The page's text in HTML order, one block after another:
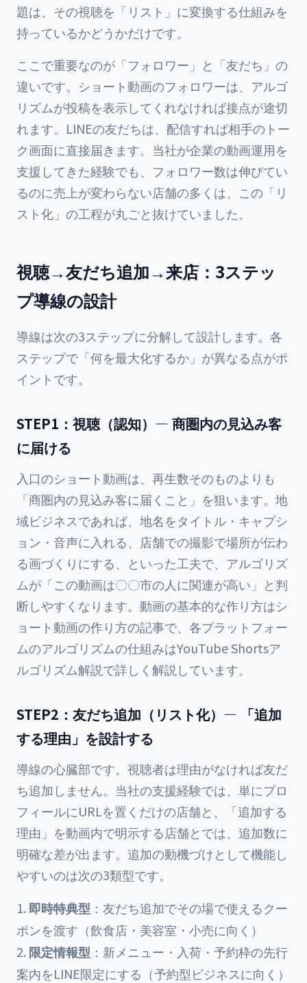
題は、その視聴を「リスト」に変換する仕組みを
持っているかどうかだけです。
ここで重要なのが「フォロワー」と「友だち」の
違いです。ショート動画のフォロワーは、アルゴ
リズムが投稿を表示してくれなければ接点が途切
れます。LINEの友だちは、配信すれば相手のトー
ク画面に直接届きます。当社が企業の動画運用を
支援してきた経験でも、フォロワー数は伸びてい
るのに売上が変わらない店舗の多くは、この「リ
スト化」の工程が丸ごと抜けていました。
視聴→友だち追加→来店：3ステッ
プ導線の設計
導線は次の3ステップに分解して設計します。各
ステップで「何を最大化するか」が異なる点がポ
イントです。
STEP1：視聴（認知）— 商圏内の見込み客
に届ける
入口のショート動画は、再生数そのものよりも
「商圏内の見込み客に届くこと」を狙います。地
域ビジネスであれば、地名をタイトル・キャプシ
ョン・音声に入れる、店舗での撮影で場所が伝わ
る画づくりにする、といった工夫で、アルゴリズ
ムが「この動画は〇〇市の人に関連が高い」と判
断しやすくなります。動画の基本的な作り方はシ
ョート動画の作り方の記事で、各プラットフォー
ムのアルゴリズムの仕組みはYouTube Shortsア
ルゴリズム解説で詳しく解説しています。
STEP2：友だち追加（リスト化）— 「追加
する理由」を設計する
導線の心臓部です。視聴者は理由がなければ友だ
ち追加しません。当社の支援経験では、単にプロ
フィールにURLを置くだけの店舗と、「追加する
理由」を動画内で明示する店舗とでは、追加数に
明確な差が出ます。追加の動機づけとして機能し
やすいのは次の3類型です。
即時特典型 ：友だち追加でその場で使えるクー
ポンを渡す（飲食店・美容室・小売に向く）
限定情報型 ：新メニュー・入荷・予約枠の先行
案内をLINE限定にする（予約型ビジネスに向く）